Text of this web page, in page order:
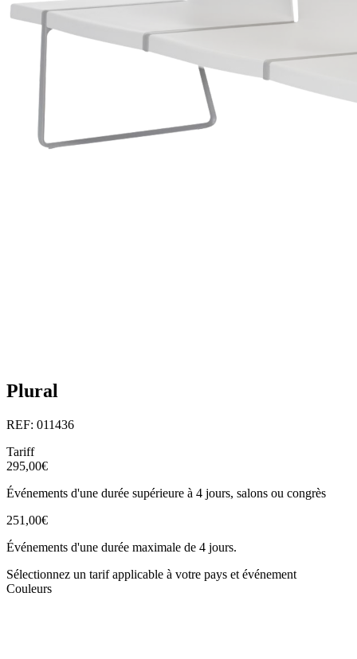
Plural
REF: 011436
Tariff
295,00€
Événements d'une durée supérieure à 4 jours, salons ou congrès
251,00€
Événements d'une durée maximale de 4 jours.
Sélectionnez un tarif applicable à votre pays et événement
Couleurs